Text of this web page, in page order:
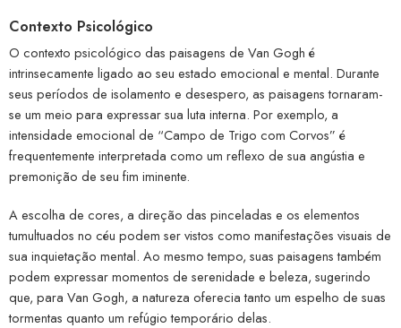
Contexto Psicológico
O contexto psicológico das paisagens de Van Gogh é
intrinsecamente ligado ao seu estado emocional e mental. Durante
seus períodos de isolamento e desespero, as paisagens tornaram-
se um meio para expressar sua luta interna. Por exemplo, a
intensidade emocional de “Campo de Trigo com Corvos” é
frequentemente interpretada como um reflexo de sua angústia e
premonição de seu fim iminente.
A escolha de cores, a direção das pinceladas e os elementos
tumultuados no céu podem ser vistos como manifestações visuais de
sua inquietação mental. Ao mesmo tempo, suas paisagens também
podem expressar momentos de serenidade e beleza, sugerindo
que, para Van Gogh, a natureza oferecia tanto um espelho de suas
tormentas quanto um refúgio temporário delas.